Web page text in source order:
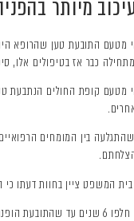
מיותר
כבר אז בטיפולים אלו,
מטעם קופת החולים הנתבעת
בין המומחים
המשפט ציין בחוות דעתו כי